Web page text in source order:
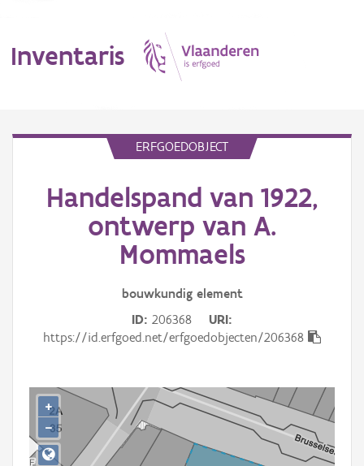
Inventaris
Erfgoedobject
Aanduidingsobject
Gebeurtenis
Downloads
Hergebruik
ERFGOEDOBJECT
Handelspand van 1922,
ontwerp van A.
Mommaels
bouwkundig element
ID 206368
URI
https://id.erfgoed.net/erfgoedobjecten/206368
+
−